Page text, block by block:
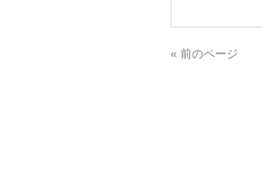
« 前のページ